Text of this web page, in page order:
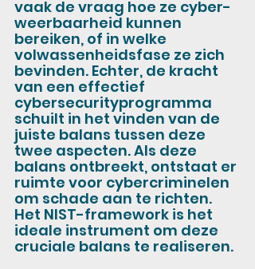
vaak de vraag hoe ze cyber-
weerbaarheid kunnen
bereiken, of in welke
volwassenheidsfase ze zich
bevinden. Echter, de kracht
van een effectief
cybersecurityprogramma
schuilt in het vinden van de
juiste balans tussen deze
twee aspecten. Als deze
balans ontbreekt, ontstaat er
ruimte voor cybercriminelen
om schade aan te richten.
Het NIST-framework is het
ideale instrument om deze
cruciale balans te realiseren.